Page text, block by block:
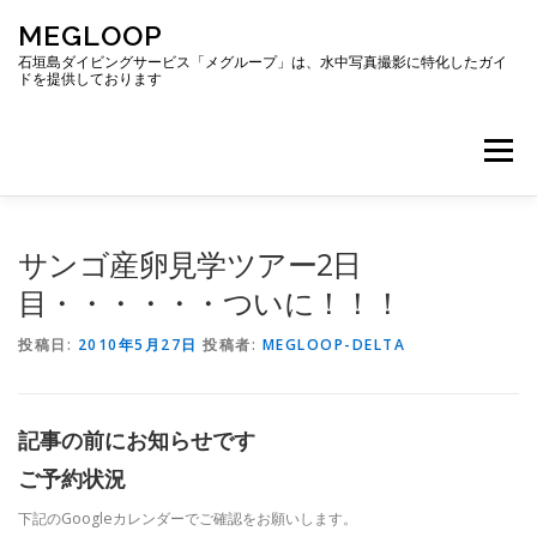
ッ
MEGLOOP
石垣島ダイビングサービス「メグループ」は、水中写真撮影に特化したガイ
ドを提供しております
メニュー
サンゴ産卵見学ツアー2日
目・・・・・・ついに！！！
投稿日: 2010年5月27日 投稿者: MEGLOOP-DELTA
記事の前にお知らせです
ご予約状況
下記のGoogleカレンダーでご確認をお願いします。